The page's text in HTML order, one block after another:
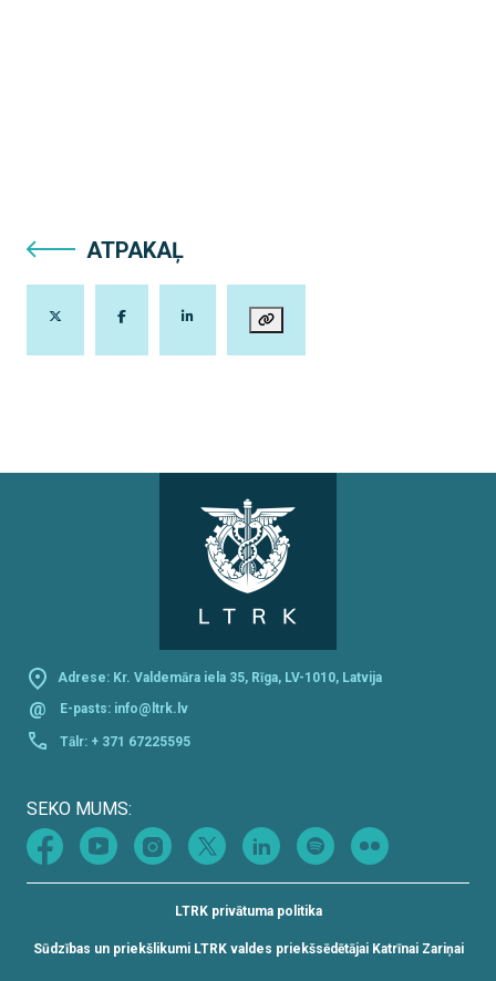
ATPAKAĻ
Adrese: Kr. Valdemāra iela 35, Rīga, LV-1010, Latvija
@ E-pasts: info@ltrk.lv
Tālr: + 371 67225595
SEKO MUMS:
LTRK privātuma politika
Sūdzības un priekšlikumi LTRK valdes priekšsēdētājai Katrīnai Zariņai